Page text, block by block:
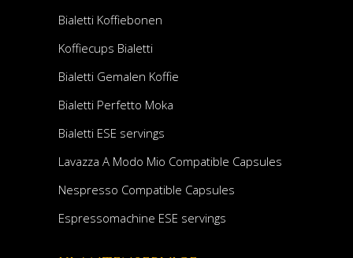
Bialetti Koffiebonen
Koffiecups Bialetti
Bialetti Gemalen Koffie
Bialetti Perfetto Moka
Bialetti ESE servings
Lavazza A Modo Mio Compatible Capsules
Nespresso Compatible Capsules
Espressomachine ESE servings